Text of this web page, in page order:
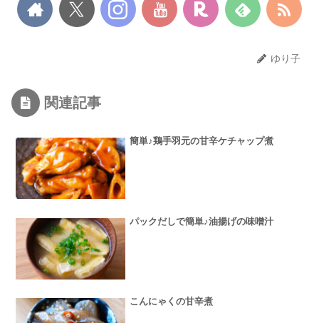
ゆり子
関連記事
簡単♪鶏手羽元の甘辛ケチャップ煮
パックだしで簡単♪油揚げの味噌汁
こんにゃくの甘辛煮